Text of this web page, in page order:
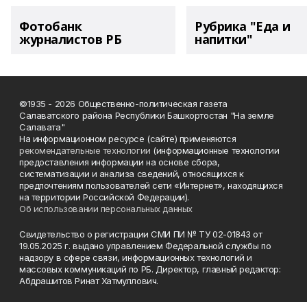
Фотобанк
журналистов РБ
Рубрика "Еда и
напитки"
©1935 - 2026 Общественно-политическая газета
Салаватского района Республики Башкортостан "На земле
Салавата"
На информационном ресурсе (сайте) применяются
рекомендательные технологии (информационные технологии
предоставления информации на основе сбора,
систематизации и анализа сведений, относящихся к
предпочтениям пользователей сети «Интернет», находящихся
на территории Российской Федерации).
Об использовании персональных данных
Свидетельство о регистрации СМИ ПИ № ТУ 02-01843 от
19.05.2025 г. выдано управлением Федеральной службы по
надзору в сфере связи, информационных технологий и
массовых коммуникаций по РБ. Директор, главный редактор:
Абдрашитов Ринат Хатмуллович.